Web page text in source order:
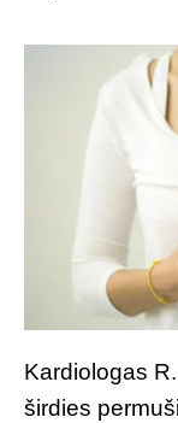
Kardiologas
širdies